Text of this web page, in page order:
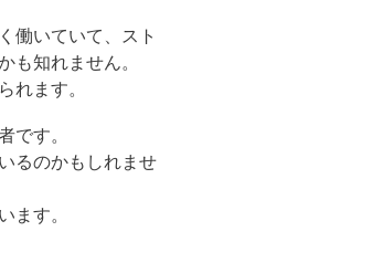
働いていて、スト
も知れません。
れます。
です。
るのかもしれませ
ます。